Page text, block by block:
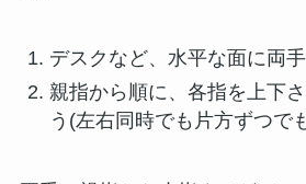
デスクなど、水平な面に両手
親指から順に、各指を上下
う(左右同時でも片方ずつで